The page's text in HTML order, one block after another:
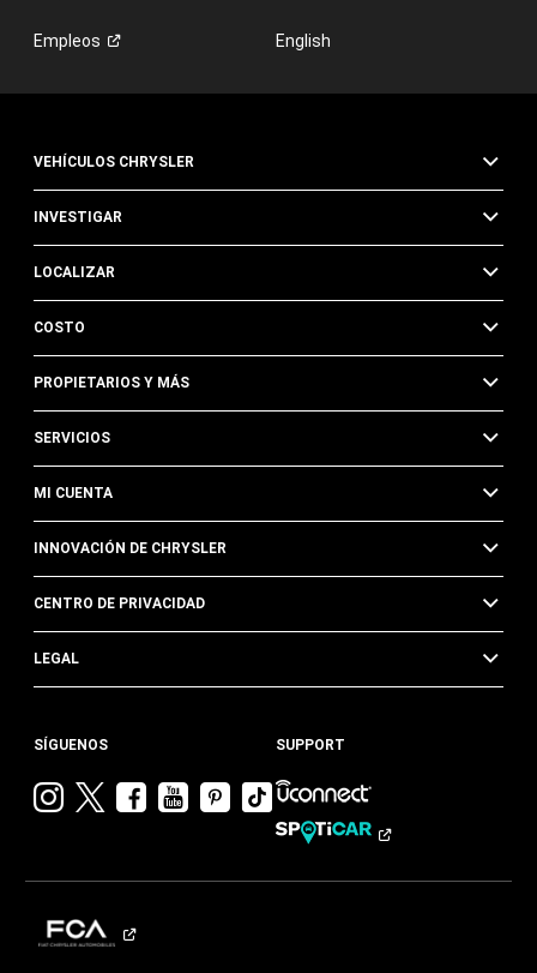
Empleos English
VEHÍCULOS CHRYSLER
INVESTIGAR
LOCALIZAR
COSTO
PROPIETARIOS Y MÁS
SERVICIOS
MI CUENTA
INNOVACIÓN DE CHRYSLER
CENTRO DE PRIVACIDAD
LEGAL
SÍGUENOS
VisitarVisitarVisitar
Chrysler en
Visitar
Chrysler en
Visitar
Chrysler en
Pinterest
Visita
Chrysler
Tik
SUPPORT